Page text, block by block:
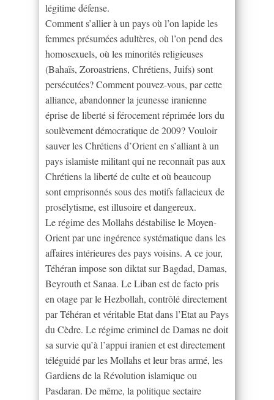
légitime défense.
Comment s’allier à un pays où l’on lapide les
femmes présumées adultères, où l’on pend des
homosexuels, où les minorités religieuses
(Bahaïs, Zoroastriens, Chrétiens, Juifs) sont
persécutées? Comment pouvez-vous, par cette
alliance, abandonner la jeunesse iranienne
éprise de liberté si férocement réprimée lors du
soulèvement démocratique de 2009? Vouloir
sauver les Chrétiens d’Orient en s’alliant à un
pays islamiste militant qui ne reconnaît pas aux
Chrétiens la liberté de culte et où beaucoup
sont emprisonnés sous des motifs fallacieux de
prosélytisme, est illusoire et dangereux.
Le régime des Mollahs déstabilise le Moyen-
Orient par une ingérence systématique dans les
affaires intérieures des pays voisins. A ce jour,
Téhéran impose son diktat sur Bagdad, Damas,
Beyrouth et Sanaa. Le Liban est de facto pris
en otage par le Hezbollah, contrôlé directement
par Téhéran et véritable Etat dans l’Etat au Pays
du Cèdre. Le régime criminel de Damas ne doit
sa survie qu’à l’appui iranien et est directement
téléguidé par les Mollahs et leur bras armé, les
Gardiens de la Révolution islamique ou
Pasdaran. De même, la politique sectaire